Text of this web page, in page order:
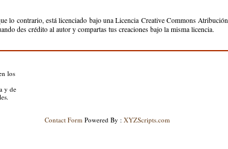
lo contrario, está licenciado bajo una Licencia Creative Commons
des crédito al autor y compartas tus creaciones bajo la misma licencia.
los
y de
Contact Form Powered By : XYZScripts.com